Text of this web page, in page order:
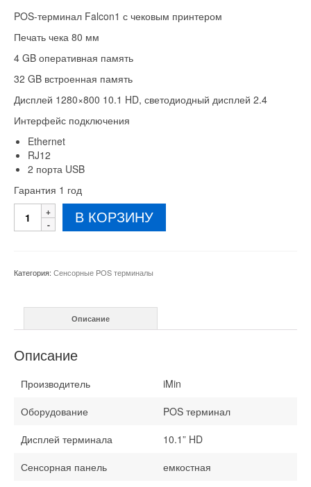
POS-терминал Falcon1 с чековым принтером
Печать чека 80 мм
4 GB оперативная память
32 GB встроенная память
Дисплей 1280×800 10.1 HD, светодиодный дисплей 2.4
Интерфейс подключения
Ethernet
RJ12
2 порта USB
Гарантия 1 год
Количество
товара
с
В КОРЗИНУ
Категория: Сенсорные POS терминалы
Описание
Описание
Производитель
iMin
Оборудование
POS терминал
Дисплей терминала
10.1” HD
Сенсорная панель
емкостная